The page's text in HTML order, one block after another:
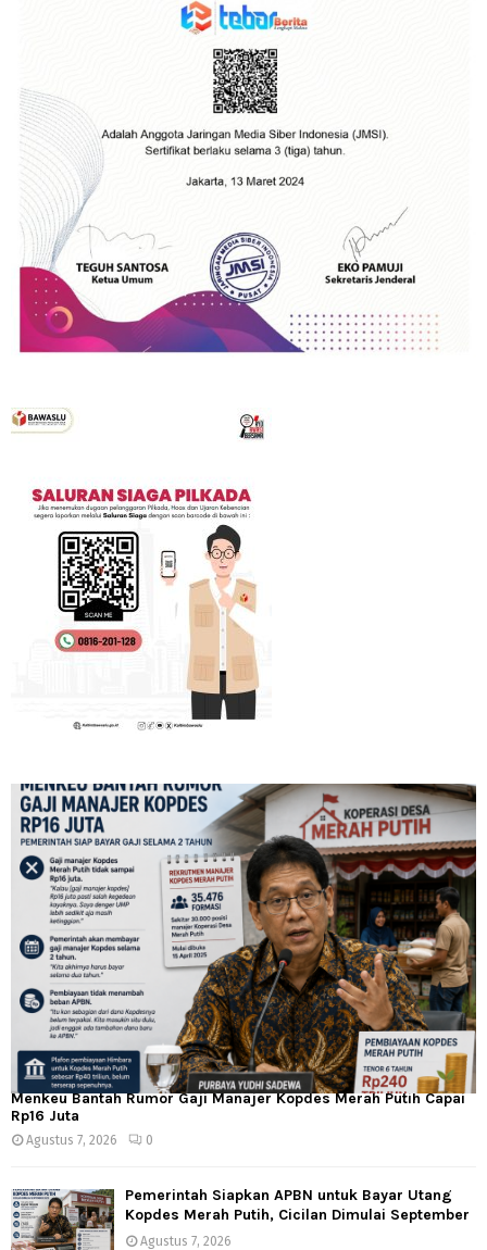
Menkeu Bantah Rumor Gaji Manajer Kopdes Merah Putih Capai
Rp16 Juta
Agustus 7, 2026 0
Pemerintah Siapkan APBN untuk Bayar Utang
Kopdes Merah Putih, Cicilan Dimulai September
Agustus 7, 2026